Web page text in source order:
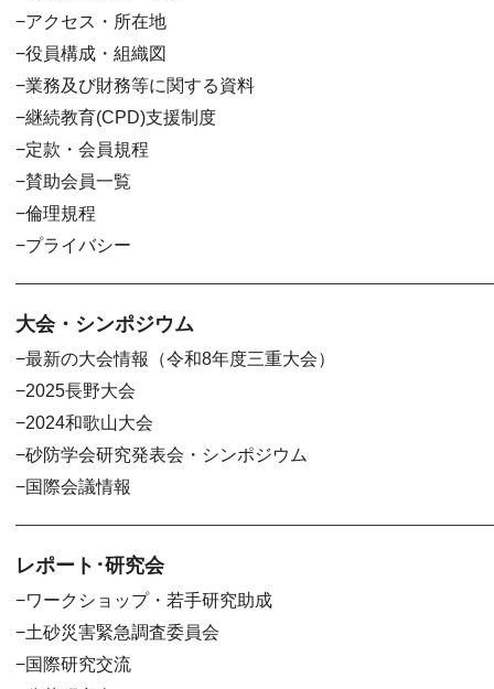
アクセス・所在地
役員構成・組織図
業務及び財務等に関する資料
継続教育(CPD)支援制度
定款・会員規程
賛助会員一覧
倫理規程
プライバシー
大会・シンポジウム
最新の大会情報（令和8年度三重大会）
2025長野大会
2024和歌山大会
砂防学会研究発表会・シンポジウム
国際会議情報
レポート･研究会
ワークショップ・若手研究助成
土砂災害緊急調査委員会
国際研究交流